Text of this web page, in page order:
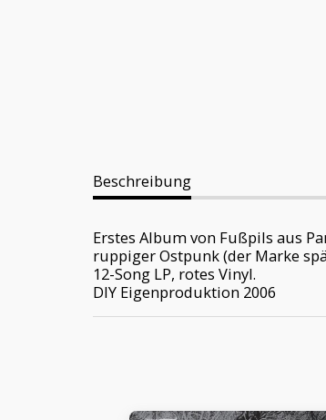
Beschreibung
Erstes Album von Fußpils aus
ruppiger Ostpunk (der Marke
12-Song LP, rotes Vinyl.
DIY Eigenproduktion 2006